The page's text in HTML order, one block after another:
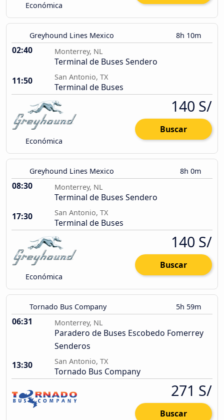
Económica
Greyhound Lines Mexico 8h 10m
02:40 Monterrey, NL
Terminal de Buses Sendero
11:50
San Antonio, TX
Terminal de Buses
Económica
140 S/
Buscar
Greyhound Lines Mexico 8h 0m
08:30 Monterrey, NL
Terminal de Buses Sendero
17:30
San Antonio, TX
Terminal de Buses
Económica
140 S/
Buscar
Tornado Bus Company 5h 59m
06:31 Monterrey, NL
Paradero de Buses Escobedo Fomerrey
Senderos
13:30
San Antonio, TX
Tornado Bus Company
271 S/
Buscar